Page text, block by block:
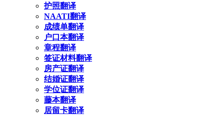
护照翻译
NAATI翻译
成绩单翻译
户口本翻译
章程翻译
签证材料翻译
房产证翻译
结婚证翻译
学位证翻译
藤本翻译
居留卡翻译